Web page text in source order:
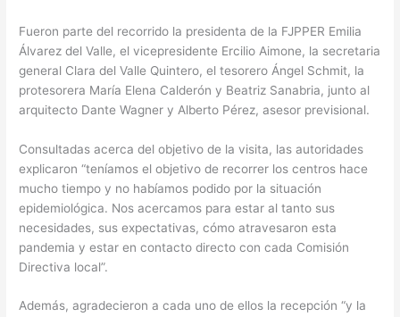
Fueron parte del recorrido la presidenta de la FJPPER Emilia
Álvarez del Valle, el vicepresidente Ercilio Aimone, la secretaria
general Clara del Valle Quintero, el tesorero Ángel Schmit, la
protesorera María Elena Calderón y Beatriz Sanabria, junto al
arquitecto Dante Wagner y Alberto Pérez, asesor previsional.
Consultadas acerca del objetivo de la visita, las autoridades
explicaron “teníamos el objetivo de recorrer los centros hace
mucho tiempo y no habíamos podido por la situación
epidemiológica. Nos acercamos para estar al tanto sus
necesidades, sus expectativas, cómo atravesaron esta
pandemia y estar en contacto directo con cada Comisión
Directiva local”.
Además, agradecieron a cada uno de ellos la recepción “y la